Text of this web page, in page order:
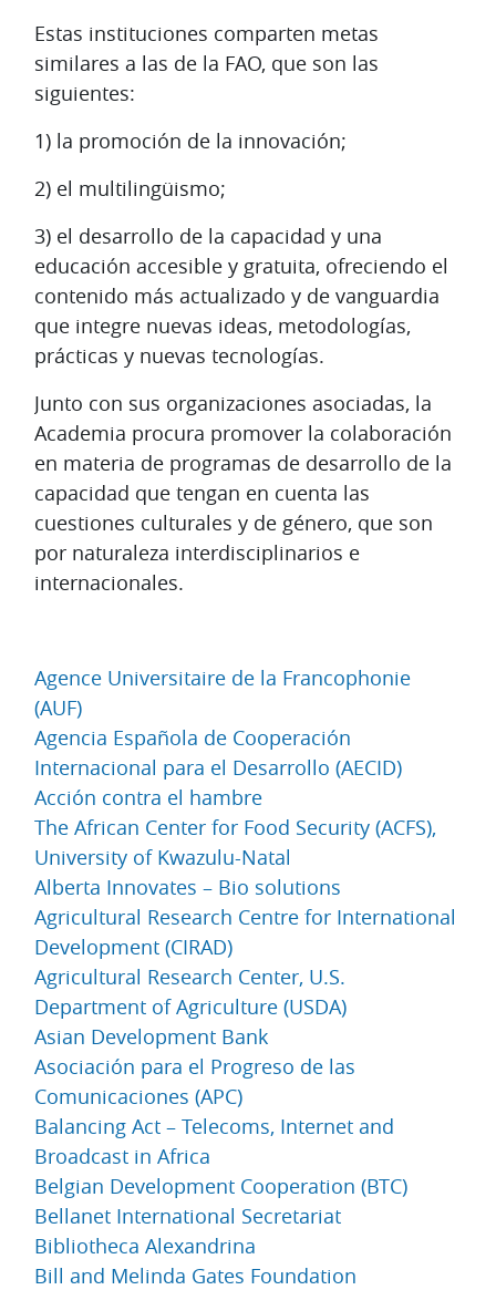
Estas instituciones comparten metas
similares a las de la FAO, que son las
siguientes:
1) la promoción de la innovación;
2) el multilingüismo;
3) el desarrollo de la capacidad y una
educación accesible y gratuita, ofreciendo el
contenido más actualizado y de vanguardia
que integre nuevas ideas, metodologías,
prácticas y nuevas tecnologías.
Junto con sus organizaciones asociadas, la
Academia procura promover la colaboración
en materia de programas de desarrollo de la
capacidad que tengan en cuenta las
cuestiones culturales y de género, que son
por naturaleza interdisciplinarios e
internacionales.
Agence Universitaire de la Francophonie
(AUF)
Agencia Española de Cooperación
Internacional para el Desarrollo (AECID)
Acción contra el hambre
The African Center for Food Security (ACFS),
University of Kwazulu-Natal
Alberta Innovates – Bio solutions
Agricultural Research Centre for International
Development (CIRAD)
Agricultural Research Center, U.S.
Department of Agriculture (USDA)
Asian Development Bank
Asociación para el Progreso de las
Comunicaciones (APC)
Balancing Act – Telecoms, Internet and
Broadcast in Africa
Belgian Development Cooperation (BTC)
Bellanet International Secretariat
Bibliotheca Alexandrina
Bill and Melinda Gates Foundation